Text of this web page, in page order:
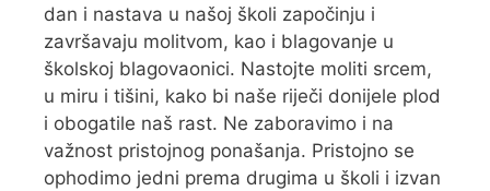
dan i nastava u našoj školi započinju i
završavaju molitvom, kao i blagovanje u
školskoj blagovaonici. Nastojte moliti srcem,
u miru i tišini, kako bi naše riječi donijele plod
i obogatile naš rast. Ne zaboravimo i na
važnost pristojnog ponašanja. Pristojno se
ophodimo jedni prema drugima u školi i izvan